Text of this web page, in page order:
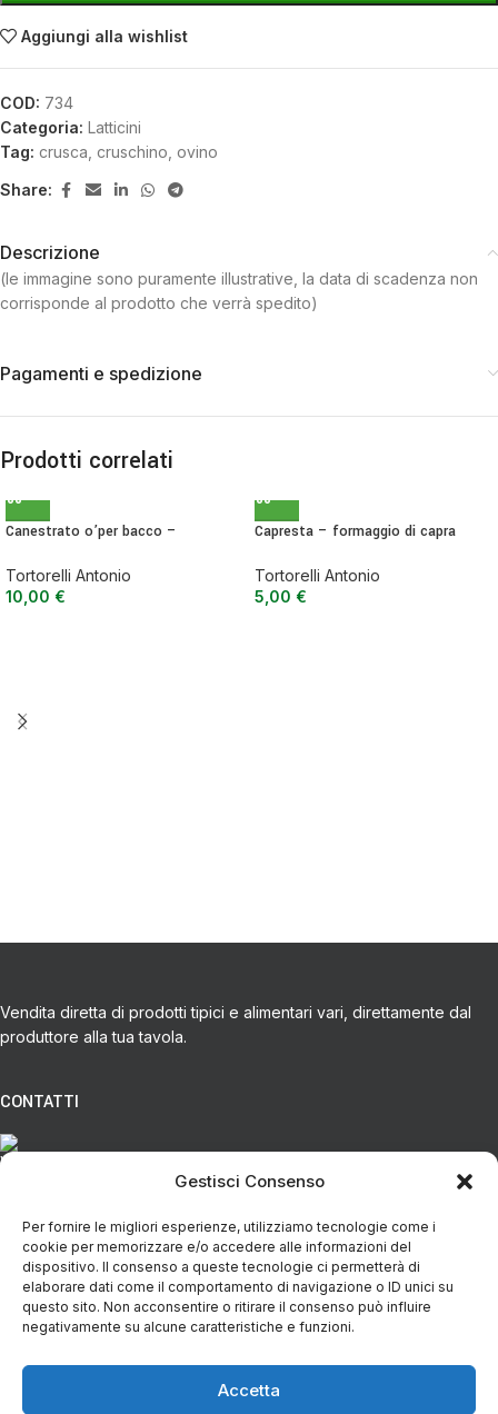
Gestisci Consenso
Per fornire le migliori esperienze, utilizziamo tecnologie come i
cookie per memorizzare e/o accedere alle informazioni del
dispositivo. Il consenso a queste tecnologie ci permetterà di
elaborare dati come il comportamento di navigazione o ID unici su
questo sito. Non acconsentire o ritirare il consenso può influire
negativamente su alcune caratteristiche e funzioni.
Accetta
Aggiungi alla wishlist
COD: 734
Categoria: Latticini
Tag: crusca cruschino ovino
Share:
Descrizione
(le immagine sono puramente illustrative, la data di scadenza non
corrisponde al prodotto che verrà spedito)
Pagamenti e spedizione
Prodotti correlati
Canestrato o’per bacco –
affinato nella vinaccia
Tortorelli Antonio
10,00 €
Capresta – formaggio di capra
Tortorelli Antonio
5,00 €
Vendita diretta di prodotti tipici e alimentari vari, direttamente dal
produttore alla tua tavola.
CONTATTI
+39 348 5888298
info@spesaincampagna.com